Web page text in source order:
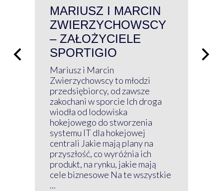
MARIUSZ I MARCIN
ZWIERZYCHOWSCY
– ZAŁOŻYCIELE
SPORTIGIO
Mariusz i Marcin
Zwierzychowscy to młodzi
przedsiębiorcy, od zawsze
zakochani w sporcie Ich droga
wiodła od lodowiska
hokejowego do stworzenia
systemu IT dla hokejowej
centrali Jakie mają plany na
przyszłość, co wyróżnia ich
produkt, na rynku, jakie mają
cele biznesowe Na te wszystkie
...